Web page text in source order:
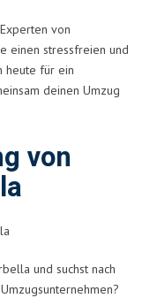
von
einen stressfreien und
heute für ein
deinen Umzug
von
und suchst nach